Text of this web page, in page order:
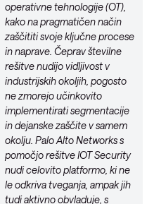
operativne tehnologije (OT),
kako na pragmatičen način
zaščititi svoje ključne procese
in naprave. Čeprav številne
rešitve nudijo vidljivost v
industrijskih okoljih, pogosto
ne zmorejo učinkovito
implementirati segmentacije
in dejanske zaščite v samem
okolju. Palo Alto Networks s
pomočjo rešitve IOT Security
nudi celovito platformo, ki ne
le odkriva tveganja, ampak jih
tudi aktivno obvladuje, s